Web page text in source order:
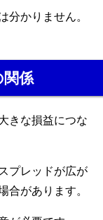
分かりません。
関係
きな損益につな
プレッドが広が
合があります。